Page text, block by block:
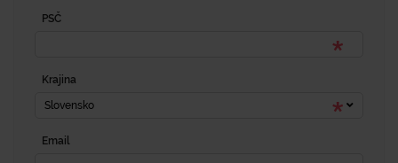
PSČ
Krajina
Slovensko
Email